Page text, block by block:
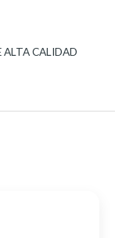
ALTA CALIDAD